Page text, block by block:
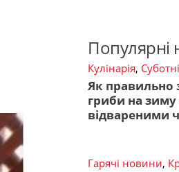
Популярні
Кулінарія,
Як правильно
гриби на
відвареними
Гарячі новини,